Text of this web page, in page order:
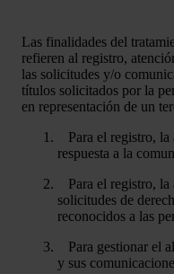
Las finalidades del
refieren al registro,
las solicitudes y/o
títulos solicitados por la
en representación de un
Para el registro, la
respuesta a la
Para el registro, la
solicitudes de
reconocidos a las
Para gestionar el
y sus